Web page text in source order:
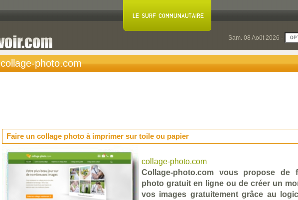
Sam. 08 Août 2026 -
collage-photo.com
Faire un collage photo à imprimer sur toile ou papier
collage-photo.com
Collage-photo.com vous propose de
photo gratuit en ligne ou de créer un
vos images gratuitement grâce au